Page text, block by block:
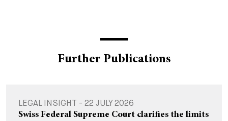
Further Publications
LEGAL INSIGHT - 22 JULY 2026
Swiss Federal Supreme Court clarifies the limits